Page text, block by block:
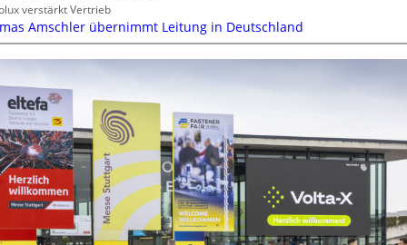
verstärkt Vertrieb
Amschler übernimmt Leitung in Deutschland